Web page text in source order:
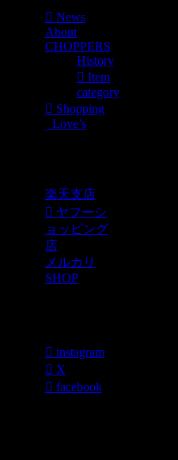
News
About
CHOPPERS
History
Item
category
Shopping
Love’s
楽天支店
ヤフーシ
ョッピング
店
メルカリ
SHOP
instagram
X
facebook